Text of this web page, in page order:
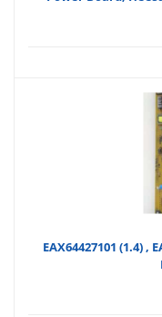
EAX64427101 (1.4) ,